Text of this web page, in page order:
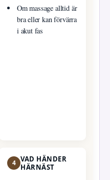
Om massage alltid är
bra eller kan förvärra
i akut fas
4 VAD HÄNDER
HÄRNÄST